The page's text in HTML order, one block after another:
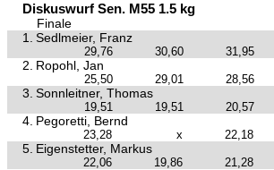
Diskuswurf Sen. M55 1.5 kg
Finale
1.
Sedlmeier, Franz
29,76 30,60 31,95
2. Ropohl, Jan
25,50 29,01 28,56
3. Sonnleitner, Thomas
19,51 19,51 20,57
4. Pegoretti, Bernd
23,28 x 22,18
5. Eigenstetter, Markus
22,06 19,86 21,28